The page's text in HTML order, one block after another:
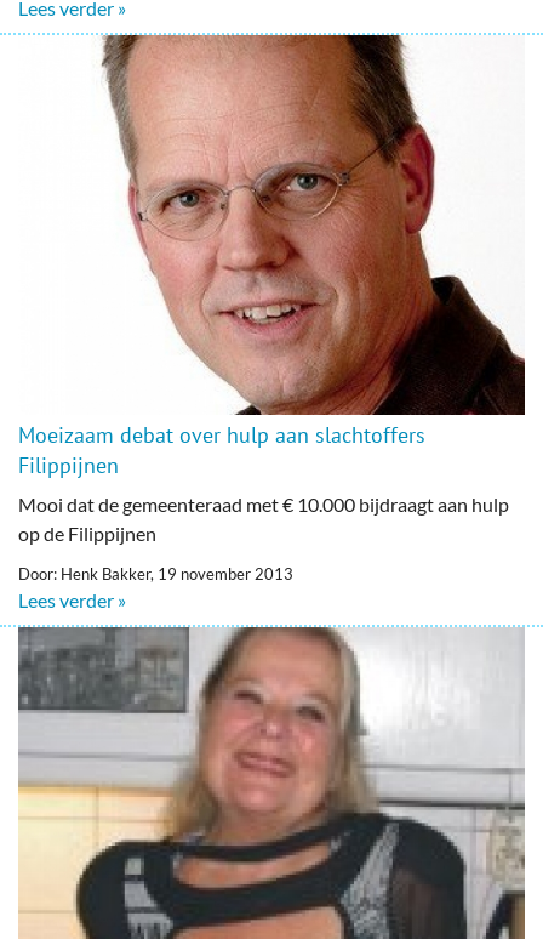
Lees verder »
Moeizaam debat over hulp aan slachtoffers
Filippijnen
Mooi dat de gemeenteraad met € 10.000 bijdraagt aan hulp
op de Filippijnen
Door: Henk Bakker, 19 november 2013
Lees verder »